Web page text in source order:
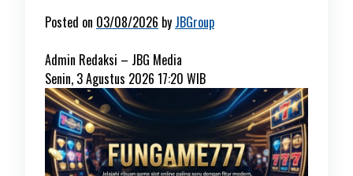
Posted on 03/08/2026 by JBGroup
Admin Redaksi – JBG Media
Senin, 3 Agustus 2026 17:20 WIB